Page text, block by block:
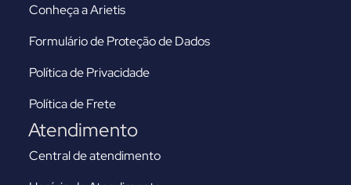
Conheça a Arietis
Formulário de Proteção de Dados
Política de Privacidade
Política de Frete
Atendimento
Central de atendimento